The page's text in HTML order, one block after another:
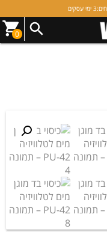
3 ימי עסקים
0